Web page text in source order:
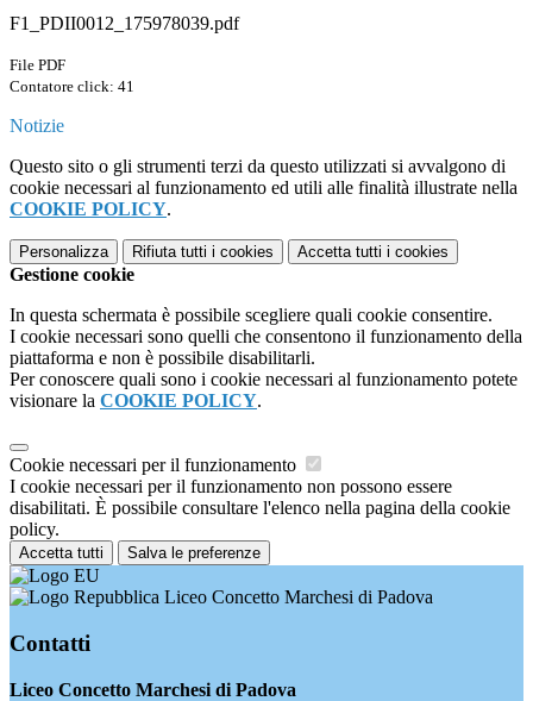
F1_PDII0012_175978039.pdf
File PDF
Contatore click: 41
Notizie
Questo sito o gli strumenti terzi da questo utilizzati si avvalgono di
cookie necessari al funzionamento ed utili alle finalità illustrate nella
COOKIE POLICY.
Personalizza Rifiuta tutti i cookies Accetta tutti i cookies
Gestione cookie
In questa schermata è possibile scegliere quali cookie consentire.
I cookie necessari sono quelli che consentono il funzionamento della
piattaforma e non è possibile disabilitarli.
Per conoscere quali sono i cookie necessari al funzionamento potete
visionare la COOKIE POLICY.
Cookie necessari per il funzionamento
I cookie necessari per il funzionamento non possono essere
disabilitati. È possibile consultare l'elenco nella pagina della cookie
policy.
Accetta tutti Salva le preferenze
Liceo Concetto Marchesi di Padova
Contatti
Liceo Concetto Marchesi di Padova